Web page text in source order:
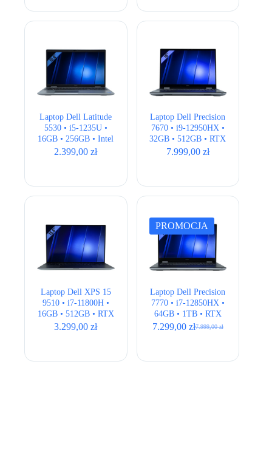
Laptop Dell Latitude
5530 • i5-1235U •
16GB • 256GB • Intel
UHD • 15,6 ” Full
2.399,00zł
Laptop Dell Precision
7670 • i9-12950HX •
32GB • 512GB • RTX
3080Ti 16GB • 16″
7.999,00 zł
Laptop Dell XPS 15
9510 • i7-11800H •
16GB • 512GB • RTX
3050Ti 4GB • 15,6″
3.299,00zł
PROMOCJA
Laptop Dell Precision
7770 • i7-12850HX •
64GB • 1TB • RTX
A3000 12GB • 17,3″
7.999,00zł
Pierwotna
7.999,00 zł.
7.299,00 zł
Aktualna
7.299,00 zł.